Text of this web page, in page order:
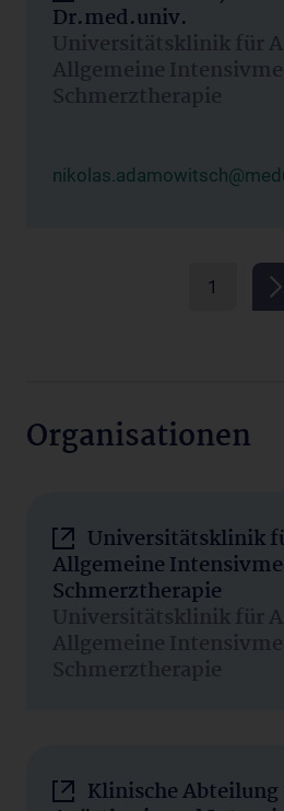
Dr.med.univ.
Universitätsklinik für
Allgemeine
Schmerztherapie
1
Organisationen
Universitätsklinik
Allgemeine
Schmerztherapie
Universitätsklinik für
Allgemeine
Schmerztherapie
Klinische